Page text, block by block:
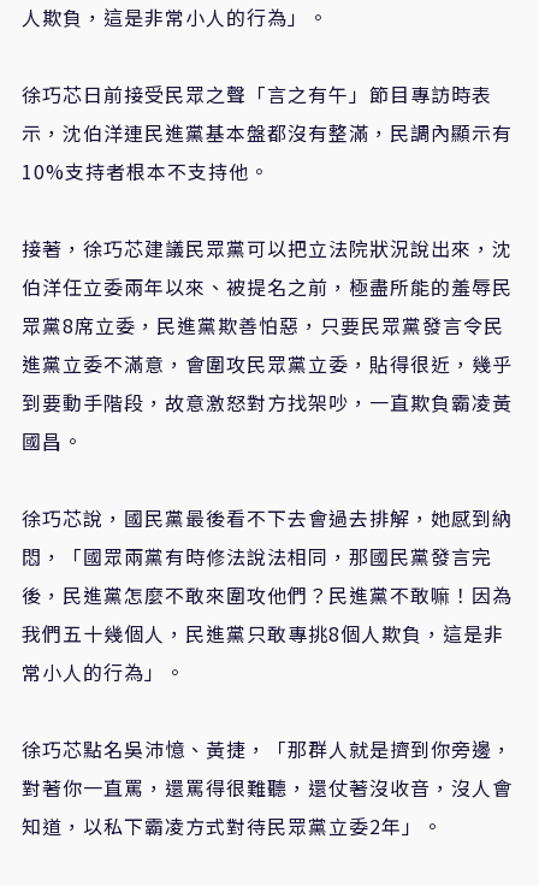
人欺負，這是非常小人的行為」。
徐巧芯日前接受民眾之聲「言之有午」節目專訪時表
示，沈伯洋連民進黨基本盤都沒有整滿，民調內顯示有
10%支持者根本不支持他。
接著，徐巧芯建議民眾黨可以把立法院狀況說出來，沈
伯洋任立委兩年以來、被提名之前，極盡所能的羞辱民
眾黨8席立委，民進黨欺善怕惡，只要民眾黨發言令民
進黨立委不滿意，會圍攻民眾黨立委，貼得很近，幾乎
到要動手階段，故意激怒對方找架吵，一直欺負霸凌黃
國昌。
徐巧芯說，國民黨最後看不下去會過去排解，她感到納
悶，「國眾兩黨有時修法說法相同，那國民黨發言完
後，民進黨怎麼不敢來圍攻他們？民進黨不敢嘛！因為
我們五十幾個人，民進黨只敢專挑8個人欺負，這是非
常小人的行為」。
徐巧芯點名吳沛憶、黃捷，「那群人就是擠到你旁邊，
對著你一直罵，還罵得很難聽，還仗著沒收音，沒人會
知道，以私下霸凌方式對待民眾黨立委2年」。